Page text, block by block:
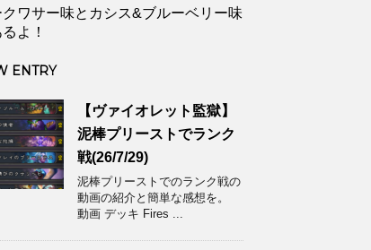
クワサー味とカシス&ブルーベリー味
よ！
ENTRY
【ヴァイオレット監獄】
泥棒プリーストでランク
戦(26/7/29)
泥棒プリーストでのランク戦の
動画の紹介と簡単な感想を。
動画 デッキ Fires ...